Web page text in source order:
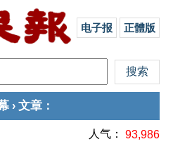
电子报 正體版
› 文章 ：
人气： 93,986